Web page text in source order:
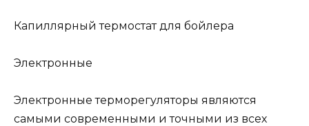
Капиллярный термостат для бойлера
Электронные
Электронные терморегуляторы являются
самыми современными и точными из всех